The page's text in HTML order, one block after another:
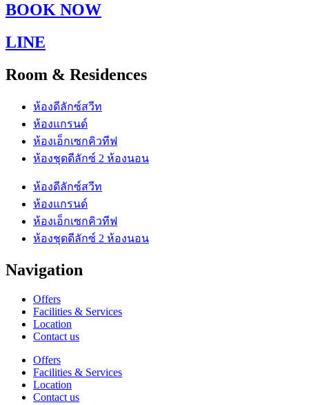
BOOK NOW
LINE
Room & Residences
ห้องดีลักซ์สวีท
ห้องแกรนด์
ห้องเอ็กเซกคิวทีฟ
ห้องชุดดีลักซ์ 2 ห้องนอน
ห้องดีลักซ์สวีท
ห้องแกรนด์
ห้องเอ็กเซกคิวทีฟ
ห้องชุดดีลักซ์ 2 ห้องนอน
Navigation
Offers
Facilities & Services
Location
Contact us
Offers
Facilities & Services
Location
Contact us